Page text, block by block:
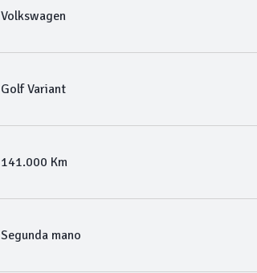
Volkswagen
Golf Variant
141.000 Km
Segunda mano